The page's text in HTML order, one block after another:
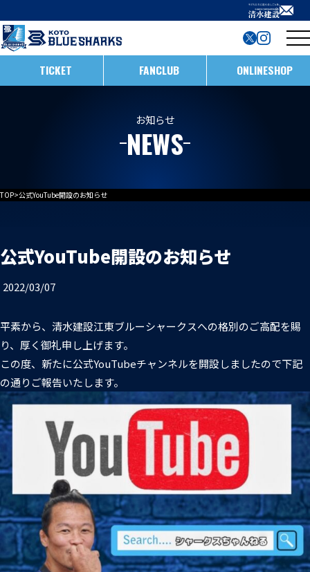
TICKET FANCLUB ONLINESHOP
お知らせ
NEWS
TOP>公式YouTube開設のお知らせ
公式YouTube開設のお知らせ
2022/03/07
平素から、清水建設江東ブルーシャークスへの格別のご高配を賜
り、厚く御礼申し上げます。
この度、新たに公式YouTubeチャンネルを開設しましたので下記
の通りご報告いたします。
インフォメーション
お知らせ
D1/D2入替戦
第6戦ホストゲーム
青鮫祭り2026
第4戦ホストゲーム
第3戦ホストゲーム
第2戦ホストゲーム
第1戦ホストゲーム
チームについて
チームの歴史
ホストのご案内
ACADEMY
ファンクラブ
チケット
パートナー一覧
パートナー募集
お問い合わせ
プライバシーポリシー